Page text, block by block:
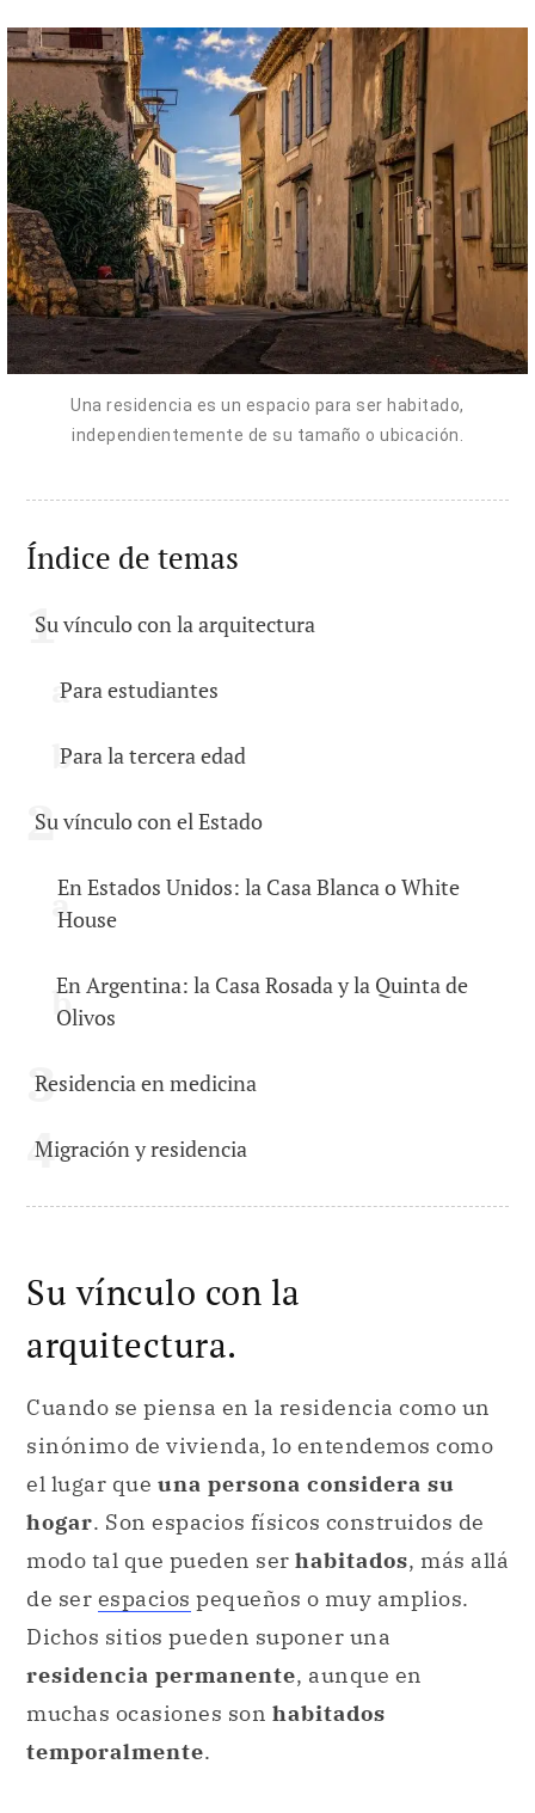
Una residencia es un espacio para ser habitado,
independientemente de su tamaño o ubicación.
Índice de temas
Su vínculo con la arquitectura
Para estudiantes
Para la tercera edad
Su vínculo con el Estado
En Estados Unidos: la Casa Blanca o White
House
En Argentina: la Casa Rosada y la Quinta de
Olivos
Residencia en medicina
Migración y residencia
Su vínculo con la
arquitectura.
Cuando se piensa en la residencia como un
sinónimo de vivienda, lo entendemos como
el lugar que una persona considera su
hogar. Son espacios físicos construidos de
modo tal que pueden ser habitados, más allá
de ser espacios pequeños o muy amplios.
Dichos sitios pueden suponer una
residencia permanente, aunque en
muchas ocasiones son habitados
temporalmente.